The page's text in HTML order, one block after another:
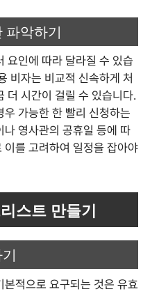
파악하기
요인에 따라 달라질 수 있습
비자는 비교적 신속하게 처
더 시간이 걸릴 수 있습니다.
가능한 한 빨리 신청하는
영사관의 공휴일 등에 따
를 고려하여 일정을 잡아야
스트 만들기
적으로 요구되는 것은 유효